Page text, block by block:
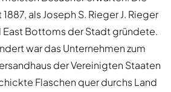
als Joseph S. Rieger J. Rieger
Bottoms der Stadt gründete.
war das Unternehmen zum
der Vereinigten Staaten
Flaschen quer durchs Land